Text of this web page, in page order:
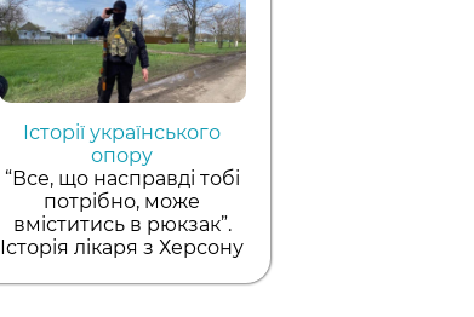
Історії українського
опору
“Все, що насправді тобі
потрібно, може
вміститись в рюкзак”.
Історія лікаря з Херсону